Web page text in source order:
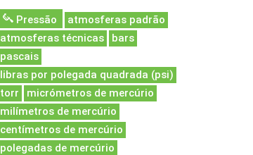
Pressão
atmosferas padrão
atmosferas técnicas
bars
pascais
libras por polegada quadrada (psi)
torr
micrómetros de mercúrio
milímetros de mercúrio
centímetros de mercúrio
polegadas de mercúrio